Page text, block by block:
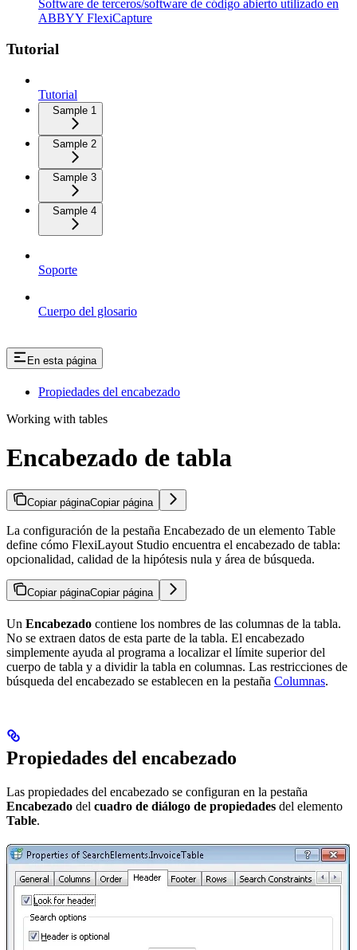
Software de terceros/software de código abierto utilizado en
ABBYY FlexiCapture
Tutorial
Tutorial
Sample 1
Sample 2
Sample 3
Sample 4
Soporte
Cuerpo del glosario
En esta página
Propiedades del encabezado
Working with tables
Encabezado de tabla
Copiar páginaCopiar página
La configuración de la pestaña Encabezado de un elemento Table
define cómo FlexiLayout Studio encuentra el encabezado de tabla:
opcionalidad, calidad de la hipótesis nula y área de búsqueda.
Copiar páginaCopiar página
Un Encabezado contiene los nombres de las columnas de la tabla.
No se extraen datos de esta parte de la tabla. El encabezado
simplemente ayuda al programa a localizar el límite superior del
cuerpo de tabla y a dividir la tabla en columnas. Las restricciones de
búsqueda del encabezado se establecen en la pestaña Columnas.
Propiedades del encabezado
Las propiedades del encabezado se configuran en la pestaña
Encabezado del cuadro de diálogo de propiedades del elemento
Table.